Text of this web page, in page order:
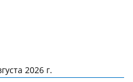
2026 г.